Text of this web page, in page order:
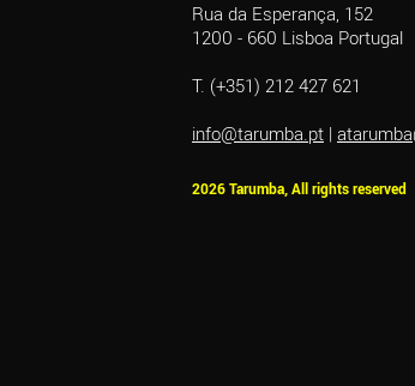
Rua da Esperança, 152
1200 - 660 Lisboa Portugal
T. (+351) 212 427 621
info@tarumba.pt |
2026 Tarumba, All rights reserved